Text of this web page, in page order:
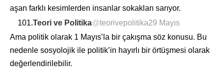
aşan farklı kesimlerden insanlar sokakları sarıyor.
101.Teori ve Politika@teorivepolitika29 Mayıs
Ama politik olarak 1 Mayıs’la bir çakışma söz konusu. Bu
nedenle sosyolojik ile politik’in hayırlı bir örtüşmesi olarak
değerlendirilebilir.